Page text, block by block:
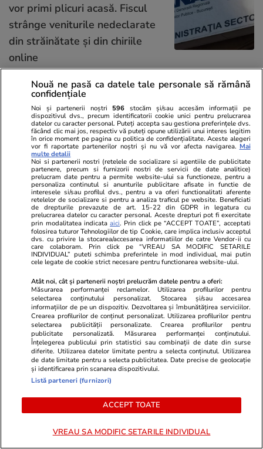
vor primi plicuri acasă. Fiscul
strânge veniturile nedeclarate
din străinătate și din chiriile
online
Știri România
Jumătate de țară intră de la ora
12 sub avertizare de furtuni:
cod galben de vijelii, grindină și
ploi de peste 40 l/mp până la
noapte
Știri România 07:58
Patru români au jefuit 449 de
locuințe din Marea Britanie.
Pagube de peste un milion de
24 iul.
Inteligența artificială va
remodela economia mondială și
Nouă ne pasă ca datele tale personale să rămână
confidențiale
Noi și partenerii noștri 596 stocăm și/sau accesăm informații pe
dispozitivul dvs., precum identificatorii cookie unici pentru prelucrarea
datelor cu caracter personal. Puteți accepta sau gestiona preferințele dvs.
făcând clic mai jos, respectiv vă puteți opune utilizării unui interes legitim
în orice moment pe pagina cu politica de confidențialitate. Aceste alegeri
vor fi raportate partenerilor noștri și nu vă vor afecta navigarea. Mai
multe detalii
Noi si partenerii nostri (retelele de socializare si agentiile de publicitate
partenere, precum si furnizorii nostri de servicii de date analitice)
prelucram date pentru a permite website-ului sa functioneze, pentru a
personaliza continutul si anunturile publicitare afisate in functie de
interesele si/sau profilul dvs., pentru a va oferi functionalitati aferente
retelelor de socializare si pentru a analiza traficul pe website. Beneficiati
de drepturile prevazute de art. 15-22 din GDPR in legatura cu
prelucrarea datelor cu caracter personal. Aceste drepturi pot fi exercitate
prin modalitatea indicataaici. Prin click pe “ACCEPT TOATE”, acceptati
folosirea tuturor Tehnologiilor de tip Cookie, care implica inclusiv acceptul
dvs. cu privire la stocarea/accesarea informatiilor de catre Vendor-ii cu
care colaboram. Prin click pe “VREAU SA MODIFIC SETARILE
INDIVIDUAL” puteti schimba preferintele in mod individual, mai putin
cele legate de cookie strict necesare pentru functionarea website-ului.
Atât noi, cât și partenerii noștri prelucrăm datele pentru a oferi:
Măsurarea performanței reclamelor. Utilizarea profilurilor pentru
selectarea conținutului personalizat. Stocarea și/sau accesarea
informațiilor de pe un dispozitiv. Dezvoltarea și îmbunătățirea serviciilor.
Crearea profilurilor de conținut personalizat. Utilizarea profilurilor pentru
selectarea publicității personalizate. Crearea profilurilor pentru
publicitate personalizată. Măsurarea performanței conținutului.
Înțelegerea publicului prin statistici sau combinații de date din surse
diferite. Utilizarea datelor limitate pentru a selecta conținutul. Utilizarea
de date limitate pentru a selecta publicitatea. Date precise de geolocație
și identificarea prin scanarea dispozitivului.
Listă parteneri (furnizori)
ACCEPT TOATE
VREAU SA MODIFIC SETARILE INDIVIDUAL